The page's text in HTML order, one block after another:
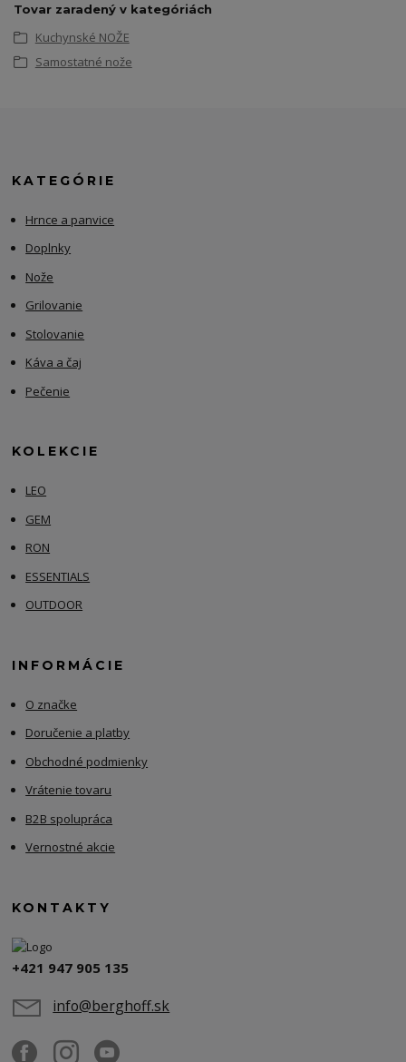
Tovar zaradený v kategóriách
Kuchynské NOŽE
Samostatné nože
KATEGÓRIE
Hrnce a panvice
Doplnky
Nože
Grilovanie
Stolovanie
Káva a čaj
Pečenie
KOLEKCIE
LEO
GEM
RON
ESSENTIALS
OUTDOOR
INFORMÁCIE
O značke
Doručenie a platby
Obchodné podmienky
Vrátenie tovaru
B2B spolupráca
Vernostné akcie
KONTAKTY
+421 947 905 135
info@berghoff.sk